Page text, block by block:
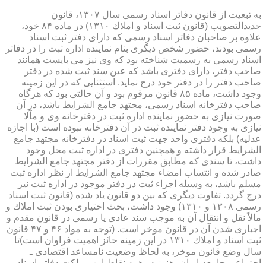
به تبعیت از قانون دفاتر اسناد رسمی سال ۱۳۰۷، قانون
جدیدالتصویب (قانون ثبت اسناد و املاك ۱۳۱۰) در ماده ۸۴ خود،
علاوه بر صاحبان دفاتر اسناد رسمی كه دارای دفتر ثبت اسناد
رسمی بودند، حضور شخص دیگری بنام نماینده اداره ثبت را در دفاتر
اسناد رسمی به رسمیت شناخته بود كه وی نیز می بایست همانند
صاحب دفتر، دارای دفتری باشد كه عین سند ثبت شده در دفتر
صاحب دفتر را در دفتر خود درج نماید. استثنایی كه در این زمینه
وجود داشت، ماده ۸۵ قانون مرقوم بود و آن حالتی بود كه هرگاه
صاحب دفترخانه اسناد رسمی، مجتهد جامع الشرایط باشد، در آن
صورت نیازی به حضور نماینده اداره ثبت در دفترخانه وی و مآلا
نیازی به وجود دفتر نماینده ثبت در آن دفترخانه نبوده است (با اجازه
عدلیه) بلكه دفتری واحد جهت ثبت اسناد در دفترخانه مجتهد جامع
الشرایط قرار داشته و همچنین دفتری در اداره ثبت محل وجود
داشت، تا سندی كه مطابق مقررات از دفتر مجتهد جامع الشرایط
صادر شده و انتساب امضاء مجتهد جامع الشرایط از نظر اداره ثبت
مسلم باشد، به وسیله اجزاء ثبت در دفتر موجود در اداره ثبت نیز
درج گردد. تفاوت دیگری كه بین دو قانون یاد شده (قانون ثبت اسناد
رسمی ۱۳۰۸ و ۱۳۱۰) وجود داشت، بحث اختیاری بودن ثبت املاك و
مالاً نقل و انتقال آن به موجب سند عادی یا رسمی در قانون مقدم و
اجباری شدن آن در قانون موخر است. (توجه به مواد ۴۶ و ۴۷ قانون
ثبت اسناد و املاك ۱۳۱۰ در این زمینه حائز اهمیت فراوان است)تا
سال وضع قانون موخر، به لحاظ وضعیت نامساعد اقتصادی ـ